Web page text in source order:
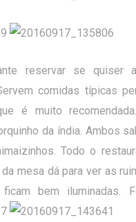
reservar se quiser
comidas típicas
é muito
da índia. Ambos
Todo o
mesa dá para ver as
bem